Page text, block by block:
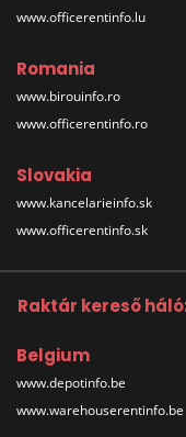
www.officerentinfo.lu
Romania
www.birouinfo.ro
www.officerentinfo.ro
Slovakia
www.kancelarieinfo.sk
www.officerentinfo.sk
Raktár kereső
Belgium
www.depotinfo.be
www.warehouserentinfo.be